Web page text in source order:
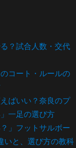
？試合人数・交代
コート・ルールの
ばいい？奈良のプ
一足の選び方
」フットサルボー
いと、選び方の教科